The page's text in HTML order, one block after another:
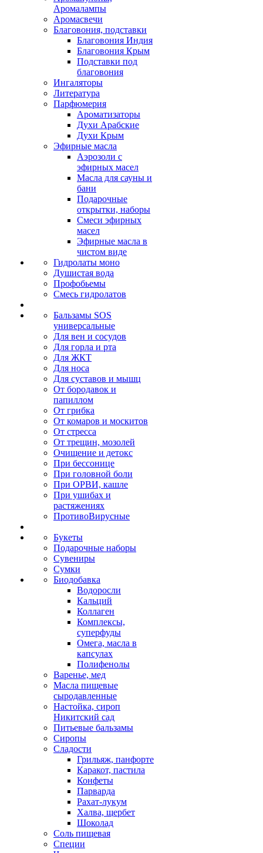
Аромалампы
Аромасвечи
Благовония, подставки
Благовония Индия
Благовония Крым
Подставки под
благовония
Ингаляторы
Литература
Парфюмерия
Ароматизаторы
Духи Арабские
Духи Крым
Эфирные масла
Аэрозоли с
эфирных масел
Масла для сауны и
бани
Подарочные
открытки, наборы
Смеси эфирных
масел
Эфирные масла в
чистом виде
Гидролаты моно
Душистая вода
Профобьемы
Смесь гидролатов
Бальзамы SOS
универсальные
Для вен и сосудов
Для горла и рта
Для ЖКТ
Для носа
Для суставов и мышц
От бородавок и
папиллом
От грибка
От комаров и москитов
От стресса
От трещин, мозолей
Очищение и детокс
При бессонице
При головной боли
При ОРВИ, кашле
При ушибах и
растяжениях
ПротивоВирусные
Букеты
Подарочные наборы
Сувениры
Сумки
Биодобавка
Водоросли
Кальций
Коллаген
Комплексы,
суперфуды
Омега, масла в
капсулах
Полифенолы
Варенье, мед
Масла пищевые
сыродавленные
Настойка, сироп
Никитский сад
Питьевые бальзамы
Сиропы
Сладости
Грильяж, панфорте
Каракот, пастила
Конфеты
Парварда
Рахат-лукум
Халва, щербет
Шоколад
Соль пищевая
Специи